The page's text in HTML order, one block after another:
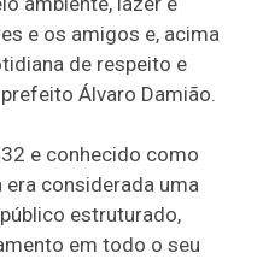
e os amigos e, acima
de respeito e
Álvaro Damião.
e conhecido como
era considerada uma
estruturado,
em todo o seu